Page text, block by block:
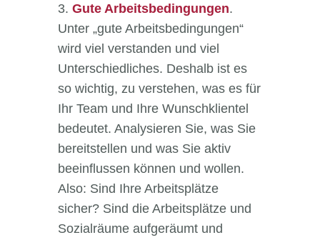
3. Gute Arbeitsbedingungen.
Unter „gute Arbeitsbedingungen“
wird viel verstanden und viel
Unterschiedliches. Deshalb ist es
so wichtig, zu verstehen, was es für
Ihr Team und Ihre Wunschklientel
bedeutet. Analysieren Sie, was Sie
bereitstellen und was Sie aktiv
beeinflussen können und wollen.
Also: Sind Ihre Arbeitsplätze
sicher? Sind die Arbeitsplätze und
Sozialräume aufgeräumt und